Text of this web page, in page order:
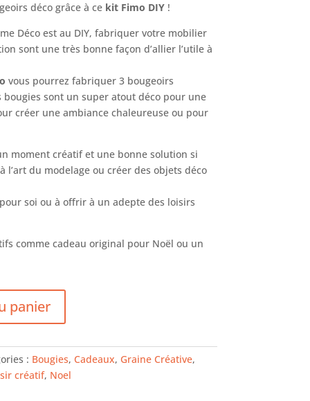
déco grâce à ce kit Fimo DIY!
Déco est au DIY, fabriquer votre mobilier
sont une très bonne façon d’allier l’utile à
vous pourrez fabriquer 3 bougeoirs
bougies sont un super atout déco pour une
créer une ambiance chaleureuse ou pour
moment créatif et une bonne solution si
l’art du modelage ou créer des objets déco
soi ou à offrir à un adepte des loisirs
comme cadeau original pour Noël ou un
panier
: Bougies, Cadeaux, Graine Créative,
créatif, Noel